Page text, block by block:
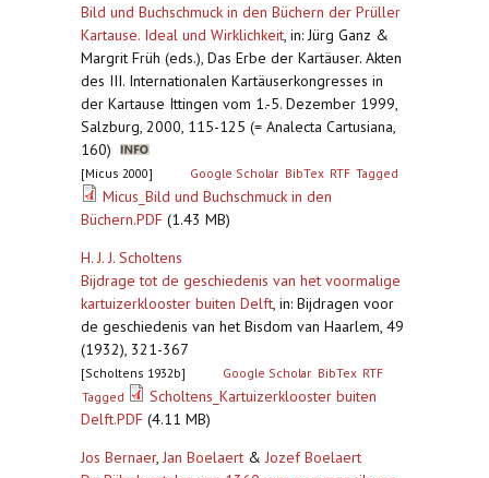
Bild und Buchschmuck in den Büchern der Prüller
Kartause. Ideal und Wirklichkeit, in: Jürg Ganz &
Margrit Früh (eds.), Das Erbe der Kartäuser. Akten
des III. Internationalen Kartäuserkongresses in
der Kartause Ittingen vom 1.-5. Dezember 1999,
Salzburg, 2000, 115-125 (= Analecta Cartusiana,
160)
[Micus 2000] Google Scholar BibTex RTF Tagged
Micus_Bild und Buchschmuck in den
Büchern.PDF (1.43 MB)
H. J. J. Scholtens
Bijdrage tot de geschiedenis van het voormalige
kartuizerklooster buiten Delft, in: Bijdragen voor
de geschiedenis van het Bisdom van Haarlem, 49
(1932), 321-367
[Scholtens 1932b] Google Scholar BibTex RTF
Tagged
Scholtens_Kartuizerklooster buiten
Delft.PDF (4.11 MB)
Jos Bernaer, Jan Boelaert & Jozef Boelaert